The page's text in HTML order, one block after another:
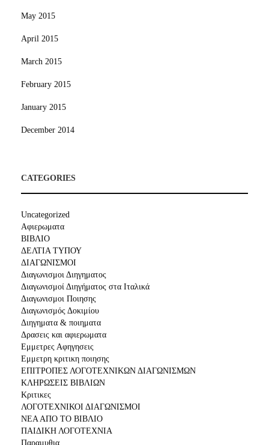
May 2015
April 2015
March 2015
February 2015
January 2015
December 2014
CATEGORIES
Uncategorized
Αφιερωματα
ΒΙΒΛΙΟ
ΔΕΛΤΙΑ ΤΥΠΟΥ
ΔΙΑΓΩΝΙΣΜΟΙ
Διαγωνισμοι Διηγηματος
Διαγωνισμοί Διηγήματος στα Ιταλικά
Διαγωνισμοι Ποιησης
Διαγωνισμός Δοκιμίου
Διηγηματα & ποιηματα
Δρασεις και αφιερωματα
Εμμετρες Αφηγησεις
Εμμετρη κριτικη ποιησης
ΕΠΙΤΡΟΠΕΣ ΛΟΓΟΤΕΧΝΙΚΩΝ ΔΙΑΓΩΝΙΣΜΩΝ
ΚΛΗΡΩΣΕΙΣ ΒΙΒΛΙΩΝ
Κριτικες
ΛΟΓΟΤΕΧΝΙΚΟΙ ΔΙΑΓΩΝΙΣΜΟΙ
ΝΕΑ ΑΠΟ ΤΟ ΒΙΒΛΙΟ
ΠΑΙΔΙΚΗ ΛΟΓΟΤΕΧΝΙΑ
Παραμυθια